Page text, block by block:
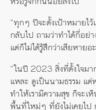
“ทุกๆ ปีจะตั้งเป้าหมายไ
กลับไป ถามว่าทำได้กี่อย่
แต่ก็ไม่ได้รู้สึกว่าเสียหายอ
“ในปี 2023 สิ่งที่ตั้งใจมา
แหละ ดูเป็นนามธรรม แต่
ทำให้เรามีความสุข ก็จะเ
พื้นที่ใหม่ๆ ที่ยังไม่เคยไป